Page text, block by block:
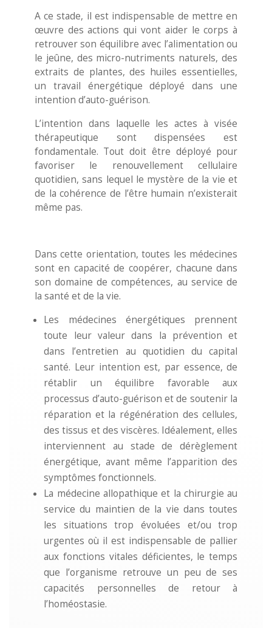
​A ce stade, il est ​indispensable de mettre en
œuvre des actions qui vont aider le corps à
retrouver son équilibre avec l’alimentation ou
le jeûne, des micro-nutriments naturels, des
extraits de plantes, des huiles essentielles,
un travail énergétique déployé dans une
intention d’auto-guérison.
L’intention dans laquelle les actes à visée
thérapeutique sont dispensées est
fondamentale. Tout doit être déployé pour
favoriser le renouvellement cellulaire
quotidien, sans lequel le mystère de la vie et
de la cohérence de l’être humain n’existerait
même pas.
Dans cette orientation, toutes les médecines
sont en capacité de coopérer, chacune dans
son domaine de compétences, au service de
la santé et de la vie.
Les médecines énergétiques prennent
toute leur valeur dans la prévention et
dans l’entretien au quotidien du capital
santé. Leur intention est, par essence, de
rétablir un équilibre favorable aux
processus d’auto-guérison et de soutenir la
réparation et la régénération des cellules,
des tissus et des viscères. Idéalement, elles
interviennent au stade de dérèglement
énergétique, avant même l’apparition des
symptômes fonctionnels.
La médecine allopathique et la chirurgie au
service du maintien de la vie dans toutes
les situations trop évoluées et/ou trop
urgentes où il est indispensable de pallier
aux fonctions vitales déficientes, le temps
que l’organisme retrouve un peu de ses
capacités personnelles de retour à
l’homéostasie.